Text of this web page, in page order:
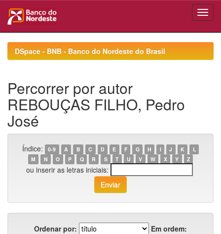
navigationDSpace - BNB - Banco do Nordeste do Brasil
Percorrer por autor
REBOUÇAS FILHO, Pedro
José
Índice: 0-9 A B C D E F G H I J K
L
M
N O P Q R S T U V W X Y Z
ou inserir as letras iniciais:
Ordenar por:
Em ordem: